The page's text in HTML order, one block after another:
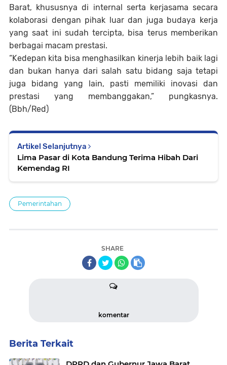
Barat, khususnya di internal serta kerjasama secara
kolaborasi dengan pihak luar dan juga budaya kerja
yang saat ini sudah tercipta, bisa terus memberikan
berbagai macam prestasi.
“Kedepan kita bisa menghasilkan kinerja lebih baik lagi
dan bukan hanya dari salah satu bidang saja tetapi
juga bidang yang lain, pasti memiliki inovasi dan
prestasi yang membanggakan,” pungkasnya.
(Bbh/Red)
Artikel Selanjutnya
Lima Pasar di Kota Bandung Terima Hibah Dari
Kemendag RI
Pemerintahan
SHARE
komentar
Berita Terkait